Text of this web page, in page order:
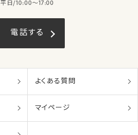
平日/10:00〜17:00
電話する
よくある質問
マイページ